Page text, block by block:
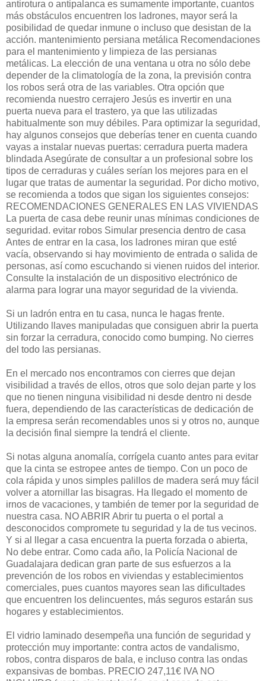
antirotura o antipalanca es sumamente importante, cuantos
más obstáculos encuentren los ladrones, mayor será la
posibilidad de quedar inmune o incluso que desistan de la
acción. mantenimiento persiana metálica Recomendaciones
para el mantenimiento y limpieza de las persianas
metálicas. La elección de una ventana u otra no sólo debe
depender de la climatología de la zona, la previsión contra
los robos será otra de las variables. Otra opción que
recomienda nuestro cerrajero Jesús es invertir en una
puerta nueva para el trastero, ya que las utilizadas
habitualmente son muy débiles. Para optimizar la seguridad,
hay algunos consejos que deberías tener en cuenta cuando
vayas a instalar nuevas puertas: cerradura puerta madera
blindada Asegúrate de consultar a un profesional sobre los
tipos de cerraduras y cuáles serían los mejores para en el
lugar que tratas de aumentar la seguridad. Por dicho motivo,
se recomienda a todos que sigan los siguientes consejos:
RECOMENDACIONES GENERALES EN LAS VIVIENDAS
La puerta de casa debe reunir unas mínimas condiciones de
seguridad. evitar robos Simular presencia dentro de casa
Antes de entrar en la casa, los ladrones miran que esté
vacía, observando si hay movimiento de entrada o salida de
personas, así como escuchando si vienen ruidos del interior.
Consulte la instalación de un dispositivo electrónico de
alarma para lograr una mayor seguridad de la vivienda.
Si un ladrón entra en tu casa, nunca le hagas frente.
Utilizando llaves manipuladas que consiguen abrir la puerta
sin forzar la cerradura, conocido como bumping. No cierres
del todo las persianas.
En el mercado nos encontramos con cierres que dejan
visibilidad a través de ellos, otros que solo dejan parte y los
que no tienen ninguna visibilidad ni desde dentro ni desde
fuera, dependiendo de las características de dedicación de
la empresa serán recomendables unos si y otros no, aunque
la decisión final siempre la tendrá el cliente.
Si notas alguna anomalía, corrígela cuanto antes para evitar
que la cinta se estropee antes de tiempo. Con un poco de
cola rápida y unos simples palillos de madera será muy fácil
volver a atornillar las bisagras. Ha llegado el momento de
irnos de vacaciones, y también de temer por la seguridad de
nuestra casa. NO ABRIR Abrir tu puerta o el portal a
desconocidos compromete tu seguridad y la de tus vecinos.
Y si al llegar a casa encuentra la puerta forzada o abierta,
No debe entrar. Como cada año, la Policía Nacional de
Guadalajara dedican gran parte de sus esfuerzos a la
prevención de los robos en viviendas y establecimientos
comerciales, pues cuantos mayores sean las dificultades
que encuentren los delincuentes, más seguros estarán sus
hogares y establecimientos.
El vidrio laminado desempeña una función de seguridad y
protección muy importante: contra actos de vandalismo,
robos, contra disparos de bala, e incluso contra las ondas
expansivas de bombas. PRECIO 247,11€ IVA NO